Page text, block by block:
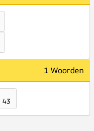
1 Woorden
43